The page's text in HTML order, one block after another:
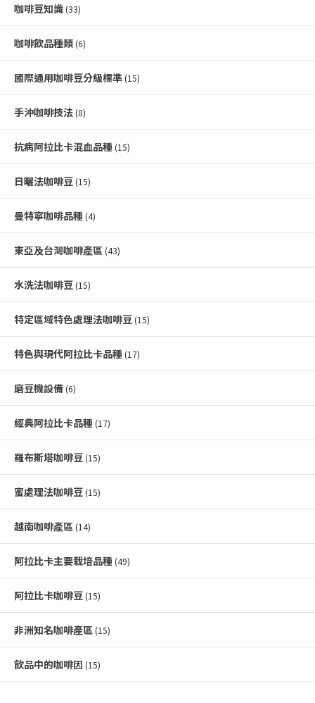
咖啡豆知識 (33)
咖啡飲品種類 (6)
國際通用咖啡豆分級標準 (15)
手沖咖啡技法 (8)
抗病阿拉比卡混血品種 (15)
日曬法咖啡豆 (15)
曼特寧咖啡品種 (4)
東亞及台灣咖啡產區 (43)
水洗法咖啡豆 (15)
特定區域特色處理法咖啡豆 (15)
特色與現代阿拉比卡品種 (17)
磨豆機設備 (6)
經典阿拉比卡品種 (17)
羅布斯塔咖啡豆 (15)
蜜處理法咖啡豆 (15)
越南咖啡產區 (14)
阿拉比卡主要栽培品種 (49)
阿拉比卡咖啡豆 (15)
非洲知名咖啡產區 (15)
飲品中的咖啡因 (15)